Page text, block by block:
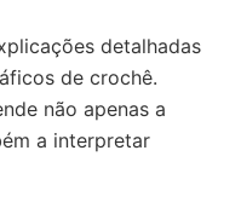
detalhadas
de crochê.
não apenas a
a interpretar